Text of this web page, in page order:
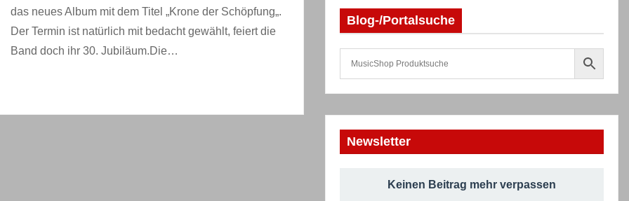
das neues Album mit dem Titel „Krone der Schöpfung„.
Der Termin ist natürlich mit bedacht gewählt, feiert die
Band doch ihr 30. Jubiläum.Die…
Blog-/Portalsuche
Newsletter
Keinen Beitrag mehr verpassen